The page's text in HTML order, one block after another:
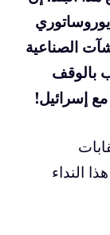
الصناعية
بالوقف
إسرائيل!
النداء